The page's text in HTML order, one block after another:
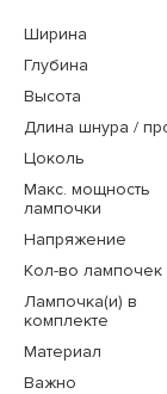
Ширина
Глубина
Высота
Длина шнура /
Цоколь
Макс. мощность
лампочки
Напряжение
Кол-во лампочек
Лампочка(и) в
комплекте
Материал
Важно